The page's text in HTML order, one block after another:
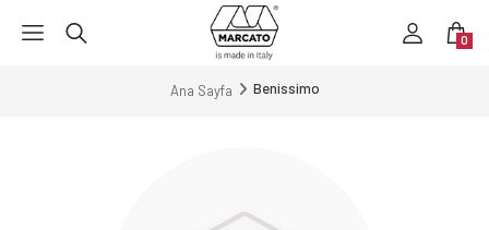
0
Ana Sayfa Benissimo